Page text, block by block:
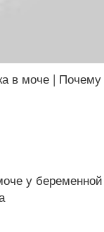
в моче | Почему
у беременной